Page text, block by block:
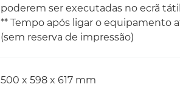
poderem ser executadas no ecrã
** Tempo após ligar o equipamento
(sem reserva de impressão)
500 x 598 x 617 mm